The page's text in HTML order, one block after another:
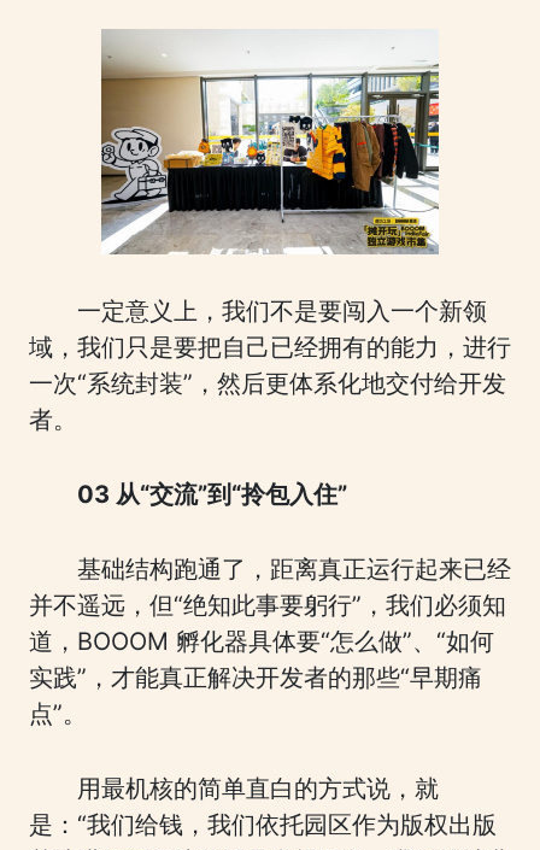
一定意义上，我们不是要闯入一个新领
域，我们只是要把自己已经拥有的能力，进行
一次“系统封装”，然后更体系化地交付给开发
者。
03 从“交流”到“拎包入住”
基础结构跑通了，距离真正运行起来已经
并不遥远，但“绝知此事要躬行”，我们必须知
道，BOOOM 孵化器具体要“怎么做”、“如何
实践”，才能真正解决开发者的那些“早期痛
点”。
用最机核的简单直白的方式说，就
是：“我们给钱，我们依托园区作为版权出版